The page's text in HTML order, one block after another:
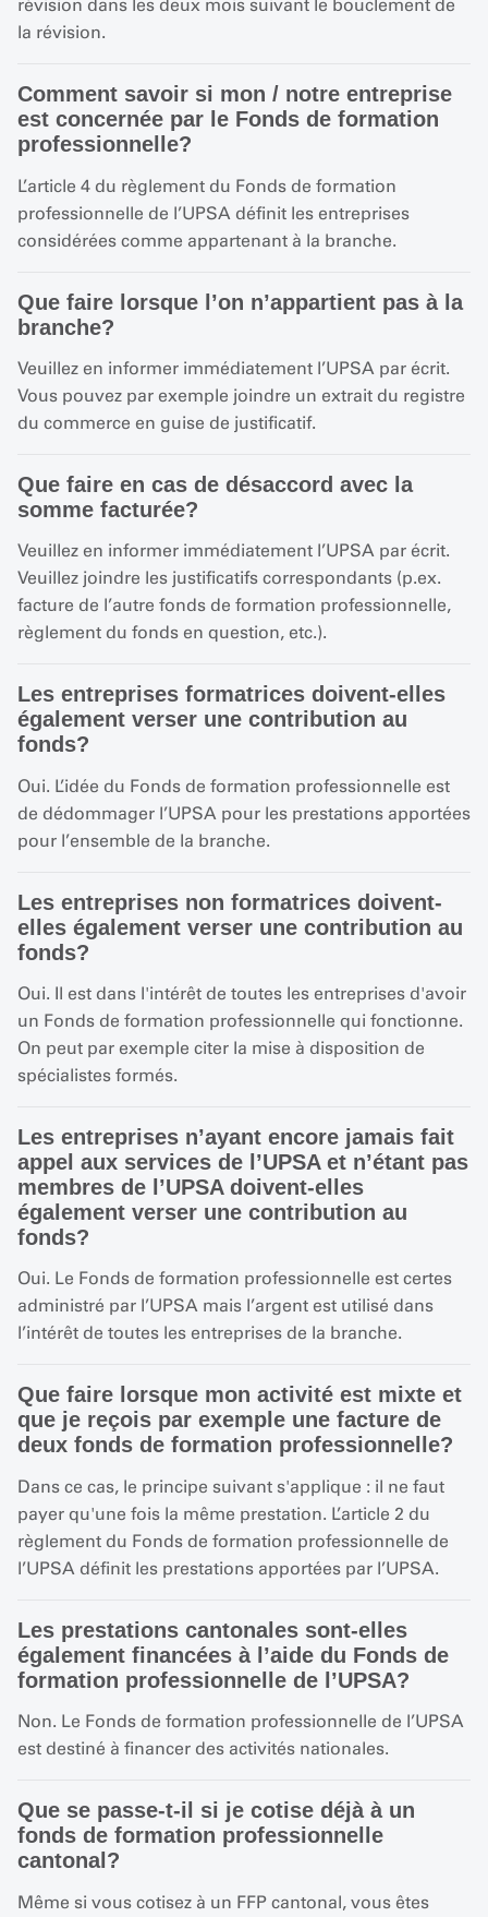
révision dans les deux mois suivant le bouclement de
la révision.
Comment savoir si mon / notre entreprise
est concernée par le Fonds de formation
professionnelle?
L’article 4 du règlement du Fonds de formation
professionnelle de l’UPSA définit les entreprises
considérées comme appartenant à la branche.
Que faire lorsque l’on n’appartient pas à la
branche?
Veuillez en informer immédiatement l’UPSA par écrit.
Vous pouvez par exemple joindre un extrait du registre
du commerce en guise de justificatif.
Que faire en cas de désaccord avec la
somme facturée?
Veuillez en informer immédiatement l’UPSA par écrit.
Veuillez joindre les justificatifs correspondants (p.ex.
facture de l’autre fonds de formation professionnelle,
règlement du fonds en question, etc.).
Les entreprises formatrices doivent-elles
également verser une contribution au
fonds?
Oui. L’idée du Fonds de formation professionnelle est
de dédommager l’UPSA pour les prestations apportées
pour l’ensemble de la branche.
Les entreprises non formatrices doivent-
elles également verser une contribution au
fonds?
Oui. Il est dans l'intérêt de toutes les entreprises d'avoir
un Fonds de formation professionnelle qui fonctionne.
On peut par exemple citer la mise à disposition de
spécialistes formés.
Les entreprises n’ayant encore jamais fait
appel aux services de l’UPSA et n’étant pas
membres de l’UPSA doivent-elles
également verser une contribution au
fonds?
Oui. Le Fonds de formation professionnelle est certes
administré par l’UPSA mais l’argent est utilisé dans
l’intérêt de toutes les entreprises de la branche.
Que faire lorsque mon activité est mixte et
que je reçois par exemple une facture de
deux fonds de formation professionnelle?
Dans ce cas, le principe suivant s'applique : il ne faut
payer qu'une fois la même prestation. L’article 2 du
règlement du Fonds de formation professionnelle de
l’UPSA définit les prestations apportées par l’UPSA.
Les prestations cantonales sont-elles
également financées à l’aide du Fonds de
formation professionnelle de l’UPSA?
Non. Le Fonds de formation professionnelle de l’UPSA
est destiné à financer des activités nationales.
Que se passe-t-il si je cotise déjà à un
fonds de formation professionnelle
cantonal?
Même si vous cotisez à un FFP cantonal, vous êtes